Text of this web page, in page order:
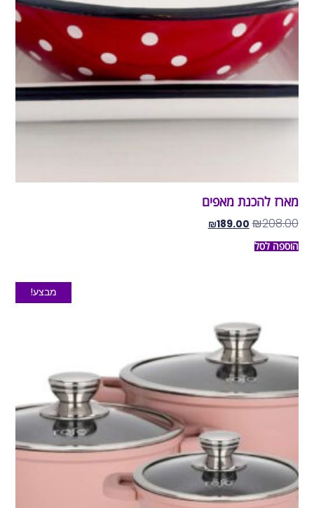
מארז להכנת מאפים
₪208.00
₪189.00
הוספה לסל
מבצע!